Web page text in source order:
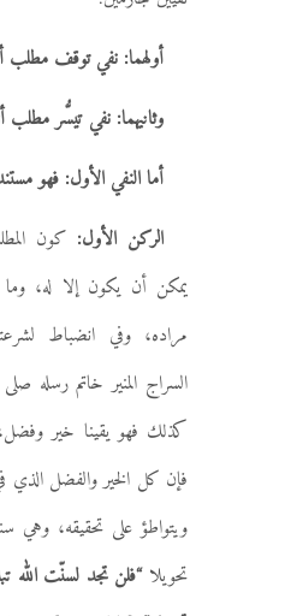
أولهما: نفي توقف مطلب
وثانيهما: نفي تيسُّر
أما النفي الأول: فهو
الركن الأول: كون
يمكن أن يكون إلا له،
مراده، وفي انضباط
السراج المنير خاتم رسله
كذلك فهو يقينا خير
فإن كل الخير والفضل
ويتواطؤ على تحقيقه، وهي
تحويلا“فلن تجد لسنّت الله